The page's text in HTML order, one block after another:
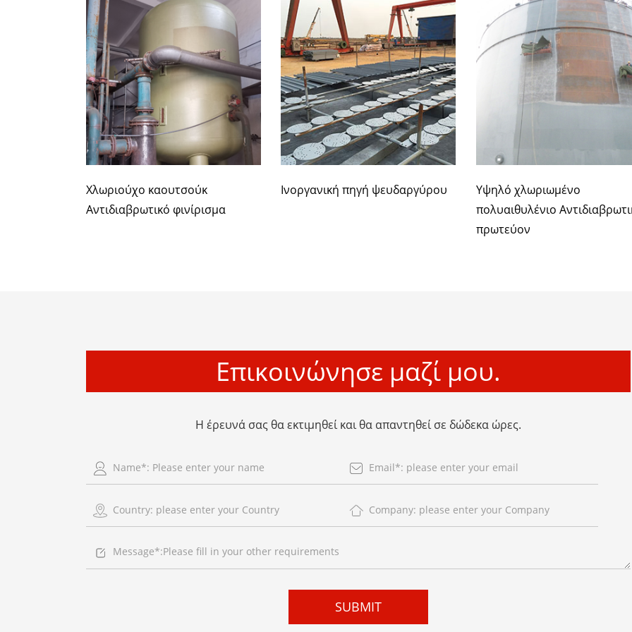
Χλωριούχο καουτσούκ
Αντιδιαβρωτικό φινίρισμα
Ινοργανική πηγή ψευδαργύρου
Υψηλό χλωριωμένο
πολυαιθυλένιο
πρωτεύον
Επικοινώνησε μαζί μου.
Η έρευνά σας θα εκτιμηθεί και θα απαντηθεί σε δώδεκα ώρες.
SUBMIT